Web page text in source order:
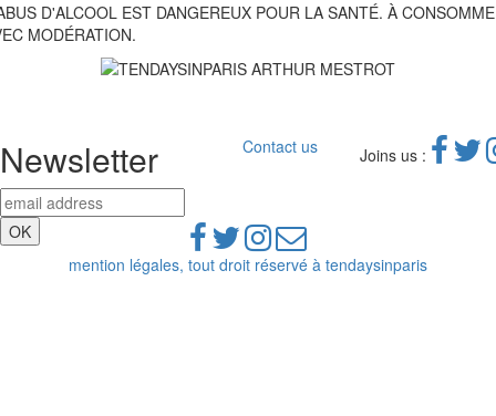
D'ALCOOL EST DANGEREUX POUR LA SANTÉ. À
MODÉRATION.
Newsletter Contact us Joins us :
mention légales, tout droit réservé à tendaysinparis